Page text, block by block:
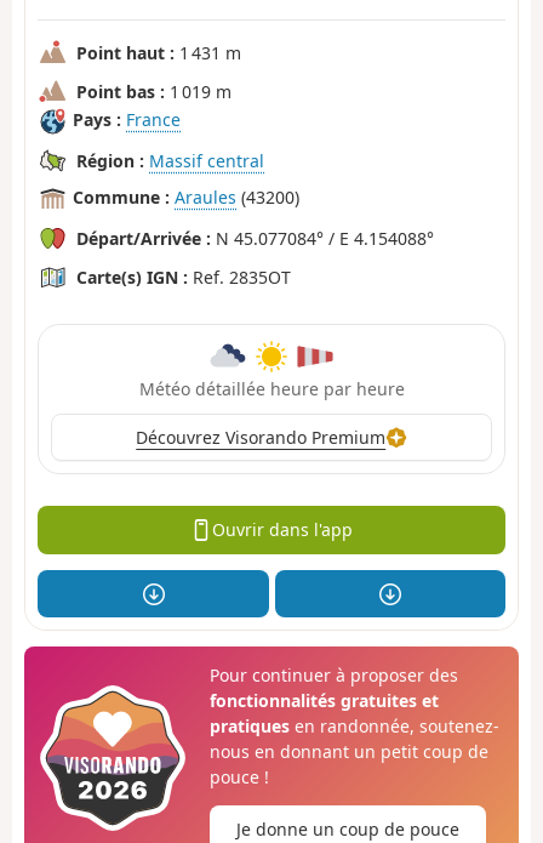
Point haut : 1 431 m
Point bas : 1 019 m
Pays : France
Région : Massif central
Commune : Araules (43200)
Départ/Arrivée : N 45.077084° / E 4.154088°
Carte(s) IGN : Ref. 2835OT
Météo détaillée heure par heure
Découvrez Visorando Premium
Ouvrir dans l'app
Pour continuer à proposer des
fonctionnalités gratuites et
pratiquesen randonnée, soutenez-
nous en donnant un petit coup de
pouce !
Je donne un coup de pouce